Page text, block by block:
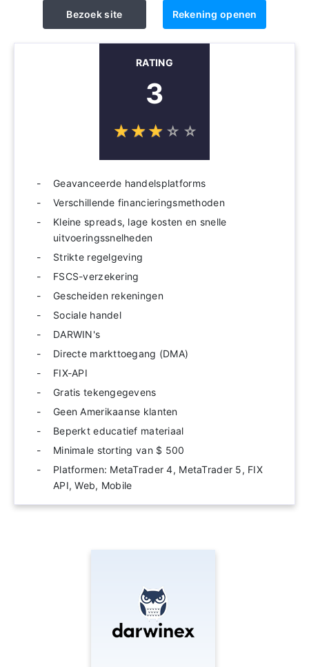
Bezoek site Rekening openen
RATING
3
☆☆☆ ☆ ☆
★★★ ★ ★
Geavanceerde handelsplatforms
Verschillende financieringsmethoden
Kleine spreads, lage kosten en snelle
uitvoeringssnelheden
Strikte regelgeving
FSCS-verzekering
Gescheiden rekeningen
Sociale handel
DARWIN's
Directe markttoegang (DMA)
FIX-API
Gratis tekengegevens
Geen Amerikaanse klanten
Beperkt educatief materiaal
Minimale storting van $ 500
Platformen: MetaTrader 4, MetaTrader 5, FIX
API, Web, Mobile